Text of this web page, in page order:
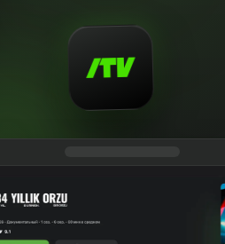
rus